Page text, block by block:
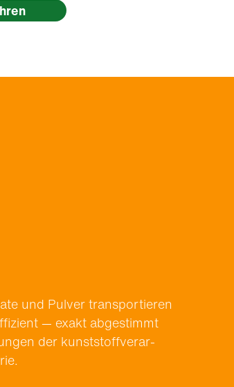
und Pul­ver trans­portieren
— exakt abges­timmt
der kun­st­stof­fver­ar­